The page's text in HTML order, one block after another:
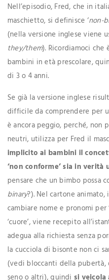
Nell’episodio, Fred, che in
maschietto, si definisce ‘non-
(nella versione inglese viene
they/them). Ricordiamoci che
bambini in età prescolare,
di 3 o 4 anni.
Se già la versione inglese
difficile da comprendere per
è ancora peggio, perché, non
neutri, utilizza per Fred il
implicito ai bambini il
‘non conforme’ sia in verità
pensare che un bimbo possa
binary?). Nel cartone
cambiare nome e pronomi per
‘cuore’, viene recepito
adegua alla richiesta senza
la cucciola di bisonte non ci
(vedi bloccanti della pubertà,
seno o altri), quindi si